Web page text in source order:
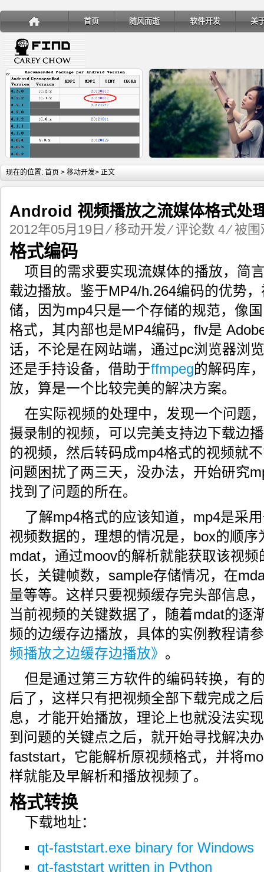
首页 随风而逝 软件开发 关
详细内容
手机安装账户同步服务
现在的位置: 首页 > 移动开发> 正文
Android 视频播放之流媒体格式处
2012年05月19日 ⁄移动开发 ⁄评论数 4⁄ 被
格式编码
项目的需求要实现流媒体的播放，简
载边播放。鉴于MP4/h.264编码的优势
储，因为mp4只是一个存储的规范，像
格式，其内部也是MP4编码，flv是
话，不论是在网站端，通过pc浏览器浏
还是手持设备，借助于ffmpeg的解码库
放，算是一个比较完美的解决方案。
在实际视频的处理中，发现一个问题
摄录制的视频，可以完美支持边下载边
的视频，然后转码成mp4格式的视频就
问题困扰了两三天，没办法，开始研究
找到了问题的所在。
了解mp4格式的应该知道，mp4是采
视频数据的，理想的情况是，box的顺
mdat，通过moov的解析就能获取该视
长，关键帧数，sample存储情况，在
量等等。这样只要视频缓存完头部信息
当前视频的关键数据了，随着mdat的逐
频的边缓存边播放，具体的实例教程请
频播放之边缓存边播放》 。
但是通过第三方软件的编码转换，有
后了，这样只有把视频全部下载完成之
息，才能开始播放，理论上也就没法实
到问题的关键点之后，就开始寻找解决
faststart，它能解析原视频格式，并将
样就能及早解析和播放视频了。
格式转换
下载地址：
qt-faststart.exe binary for Windows
qt-faststart written in Python